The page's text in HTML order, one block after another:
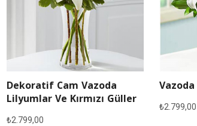
Dekoratif Cam Vazoda
Lilyumlar Ve Kırmızı Güller
₺2.799,00
₺2.799,00